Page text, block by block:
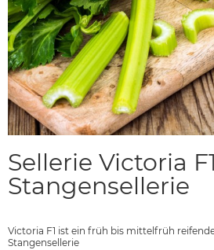
Sellerie Victoria
Stangensellerie
Victoria F1 ist ein früh bis mittelfrüh
Stangensellerie